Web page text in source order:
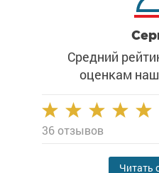
Средний
оценкам
36 отзывов
Читать